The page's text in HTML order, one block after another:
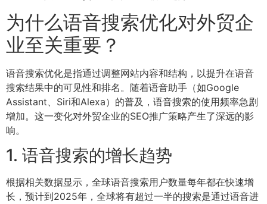
为什么语音搜索优化对外贸企
业至关重要？
语音搜索优化是指通过调整网站内容和结构，以提升在语音
搜索结果中的可见性和排名。随着语音助手（如Google
Assistant、Siri和Alexa）的普及，语音搜索的使用频率急剧
增加。这一变化对外贸企业的SEO推广策略产生了深远的影
响。
1. 语音搜索的增长趋势
根据相关数据显示，全球语音搜索用户数量每年都在快速增
长，预计到2025年，全球将有超过一半的搜索是通过语音进